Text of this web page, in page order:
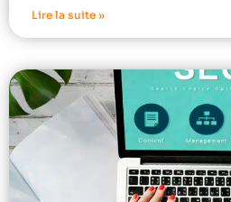
Lire la suite »